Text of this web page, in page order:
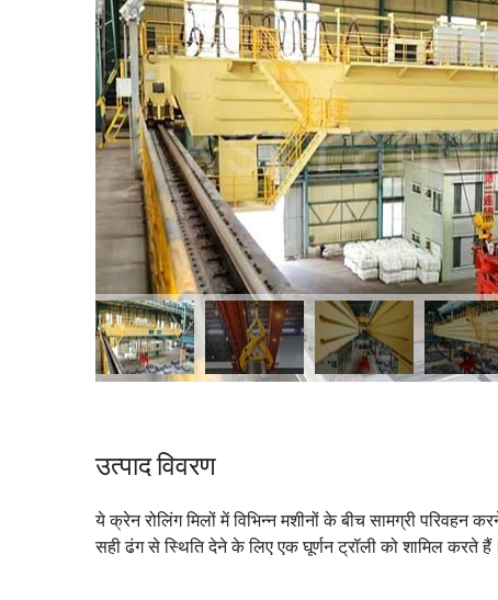
उत्पाद विवरण
ये क्रेन रोलिंग मिलों में विभिन्न मशीनों के बीच सामग्री
सही ढंग से स्थिति देने के लिए एक घूर्णन ट्रॉली को शामिल करते हैं।